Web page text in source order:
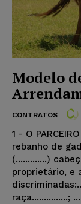
Modelo
CONTRATOS
1 - O
rebanho de
(.............)
proprietário, e
raça...............;